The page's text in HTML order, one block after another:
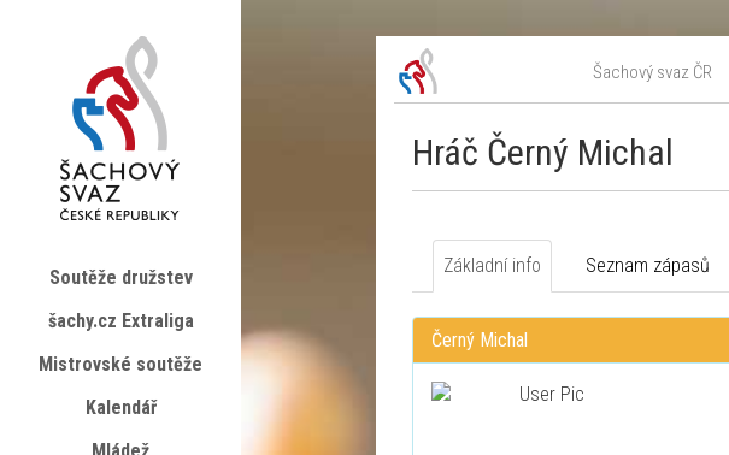
Šachový svaz ČR
Hráč Černý Michal
Základní info Seznam zápasů
Černý Michal
Soutěže družstev
šachy.cz Extraliga
Mistrovské soutěže
Kalendář